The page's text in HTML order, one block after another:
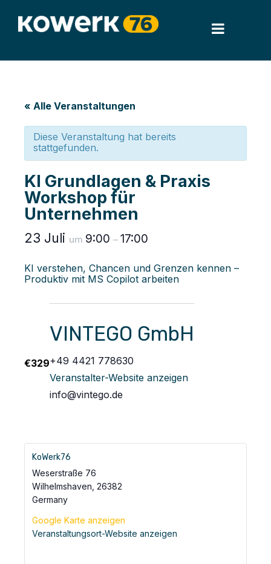
« Alle Veranstaltungen
Diese Veranstaltung hat bereits
stattgefunden.
KI Grundlagen & Praxis
Workshop für
Unternehmen
23 Juli um 9:00 – 17:00
KI verstehen, Chancen und Grenzen kennen –
Produktiv mit MS Copilot arbeiten
€329
VINTEGO GmbH
+49 4421 778630
Veranstalter-Website anzeigen
info@vintego.de
KoWerk76
Weserstraße 76
Wilhelmshaven 26382
Germany
Google Karte anzeigen
Veranstaltungsort-Website anzeigen